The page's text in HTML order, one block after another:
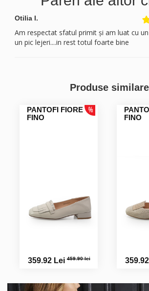
Otilia I.
Am respectat sfatul primit și am luat cu
un pic lejeri....in rest totul foarte bine
Produse similare
PANTOFI FIORE
FINO
359.92 Lei459.90 lei
FINO